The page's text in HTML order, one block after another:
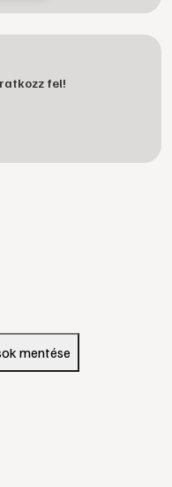
fel!
mentése